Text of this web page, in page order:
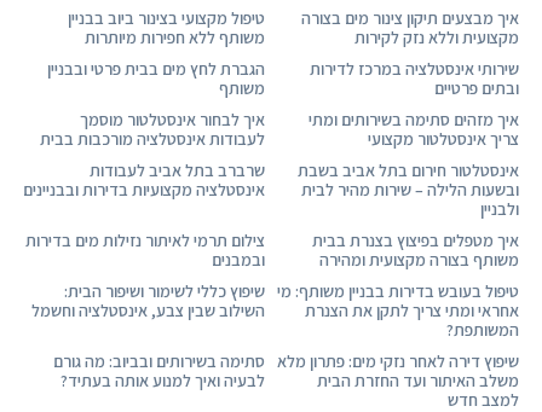
איך מבצעים תיקון צינור מים בצורה
מקצועית וללא נזק לקירות
טיפול מקצועי בצינור ביוב בבניין
משותף ללא חפירות מיותרות
שירותי אינסטלציה במרכז לדירות
ובתים פרטיים
הגברת לחץ מים בבית פרטי ובבניין
משותף
איך מזהים סתימה בשירותים ומתי
צריך אינסטלטור מקצועי
איך לבחור אינסטלטור מוסמך
לעבודות אינסטלציה מורכבות בבית
אינסטלטור חירום בתל אביב בשבת
ובשעות הלילה – שירות מהיר לבית
ולבניין
שרברב בתל אביב לעבודות
אינסטלציה מקצועיות בדירות ובבניינים
איך מטפלים בפיצוץ בצנרת בבית
משותף בצורה מקצועית ומהירה
צילום תרמי לאיתור נזילות מים בדירות
ובמבנים
טיפול בעובש בדירות בבניין משותף: מי
אחראי ומתי צריך לתקן את הצנרת
המשותפת?
שיפוץ כללי לשימור ושיפור הבית:
השילוב שבין צבע, אינסטלציה וחשמל
שיפוץ דירה לאחר נזקי מים: פתרון מלא
משלב האיתור ועד החזרת הבית
למצב חדש
סתימה בשירותים ובביוב: מה גורם
לבעיה ואיך למנוע אותה בעתיד?